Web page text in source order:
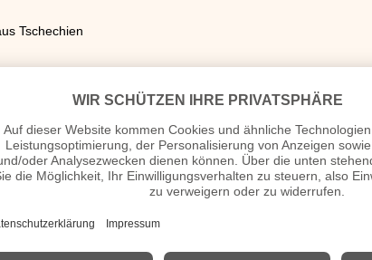
Tschechien
Politiker
Arzt